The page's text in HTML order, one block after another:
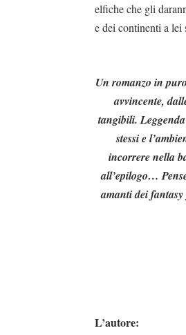
elfiche che gli
e dei continenti a lei
Un romanzo in
avvincente,
tangibili.
stessi e
incorrere nella
all’epilogo…
amanti dei
L’autore: